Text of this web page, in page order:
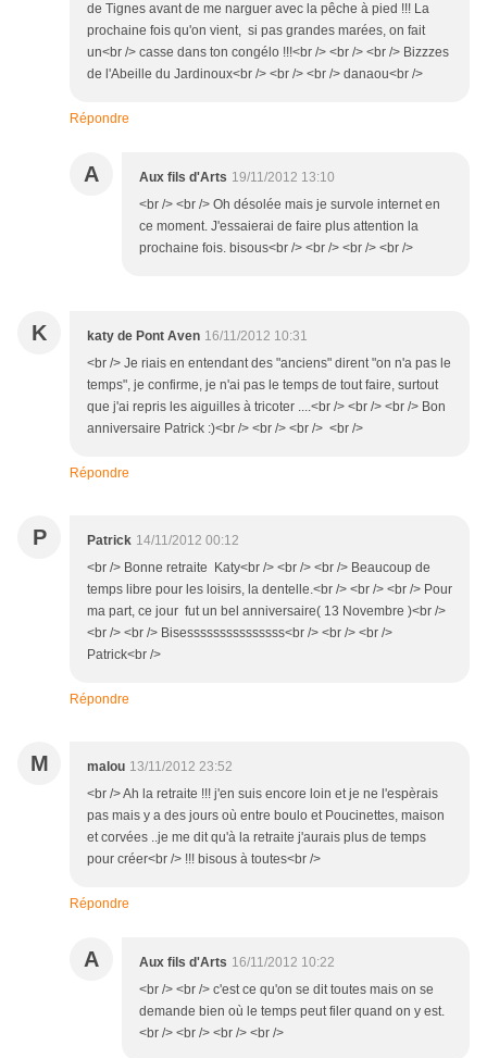
de Tignes avant de me narguer avec la pêche à pied !!! La
prochaine fois qu'on vient, si pas grandes marées, on fait
un<br /> casse dans ton congélo !!!<br /> <br /> <br /> Bizzzes
de l'Abeille du Jardinoux<br /> <br /> <br /> danaou<br />
Répondre
A Aux fils d'Arts 19/11/2012 13:10
<br /> <br /> Oh désolée mais je survole internet en
ce moment. J'essaierai de faire plus attention la
prochaine fois. bisous<br /> <br /> <br /> <br />
K katy de Pont Aven 16/11/2012 10:31
<br /> Je riais en entendant des "anciens" dirent "on n'a pas le
temps", je confirme, je n'ai pas le temps de tout faire, surtout
que j'ai repris les aiguilles à tricoter ....<br /> <br /> <br /> Bon
anniversaire Patrick :)<br /> <br /> <br /> <br />
Répondre
P Patrick 14/11/2012 00:12
<br /> Bonne retraite Katy<br /> <br /> <br /> Beaucoup de
temps libre pour les loisirs, la dentelle.<br /> <br /> <br /> Pour
ma part, ce jour fut un bel anniversaire( 13 Novembre )<br />
<br /> <br /> Bisesssssssssssssss<br /> <br /> <br />
Patrick<br />
Répondre
M malou 13/11/2012 23:52
<br /> Ah la retraite !!! j'en suis encore loin et je ne l'espèrais
pas mais y a des jours où entre boulo et Poucinettes, maison
et corvées ..je me dit qu'à la retraite j'aurais plus de temps
pour créer<br /> !!! bisous à toutes<br />
Répondre
A Aux fils d'Arts 16/11/2012 10:22
<br /> <br /> c'est ce qu'on se dit toutes mais on se
demande bien où le temps peut filer quand on y est.
<br /> <br /> <br /> <br />